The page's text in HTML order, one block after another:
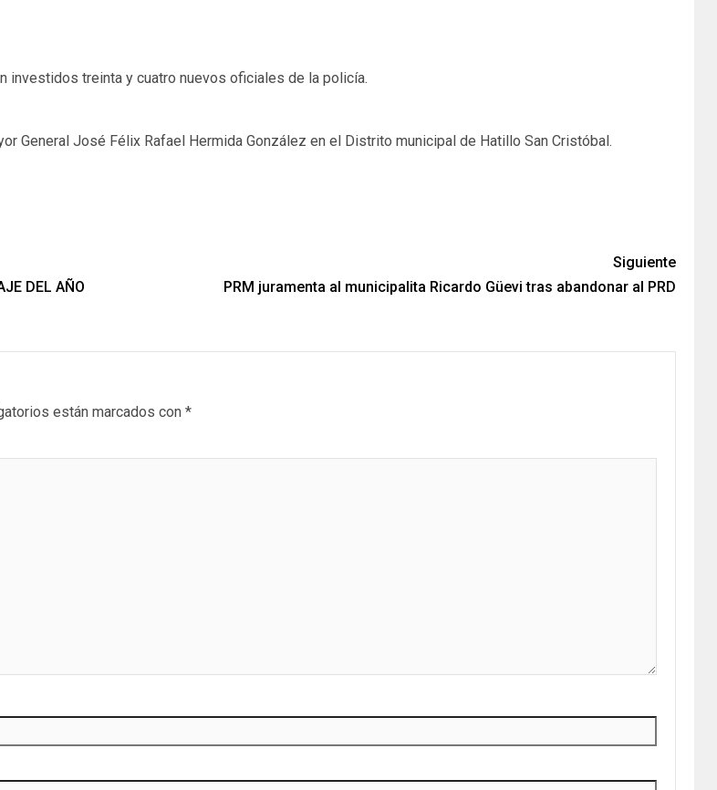
investidos treinta y cuatro nuevos oficiales de la policía.
General José Félix Rafael Hermida González en el Distrito municipal de Hatillo San Cristóbal.
DEL AÑO
Siguiente
PRM juramenta al municipalita Ricardo Güevi tras abandonar al PRD
están marcados con *